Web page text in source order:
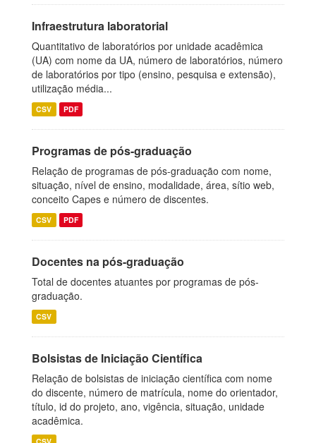
Infraestrutura laboratorial
Quantitativo de laboratórios por unidade acadêmica
(UA) com nome da UA, número de laboratórios, número
de laboratórios por tipo (ensino, pesquisa e extensão),
utilização média...
CSV PDF
Programas de pós-graduação
Relação de programas de pós-graduação com nome,
situação, nível de ensino, modalidade, área, sítio web,
conceito Capes e número de discentes.
CSV PDF
Docentes na pós-graduação
Total de docentes atuantes por programas de pós-
graduação.
CSV
Bolsistas de Iniciação Científica
Relação de bolsistas de iniciação científica com nome
do discente, número de matrícula, nome do orientador,
título, id do projeto, ano, vigência, situação, unidade
acadêmica.